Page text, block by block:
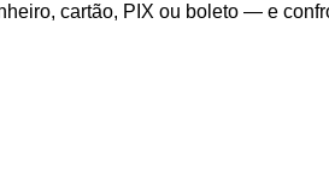
cartão, PIX ou boleto — e